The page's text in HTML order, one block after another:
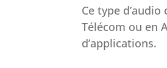
Ce type
Télécom ou en
d’applications.